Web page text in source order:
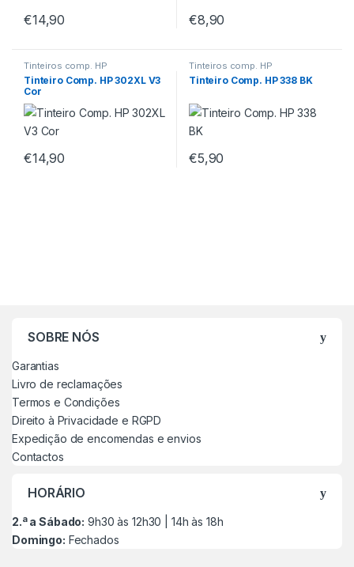
€14,90 €8,90
Tinteiros comp. HP
Tinteiro Comp. HP 302XL V3
Cor
€14,90
Tinteiros comp. HP
Tinteiro Comp. HP 338 BK
€5,90
SOBRE NÓS
Garantias
Livro de reclamações
Termos e Condições
Direito à Privacidade e RGPD
Expedição de encomendas e envios
Contactos
HORÁRIO
2.ª a Sábado: 9h30 às 12h30 | 14h às 18h
Domingo: Fechados